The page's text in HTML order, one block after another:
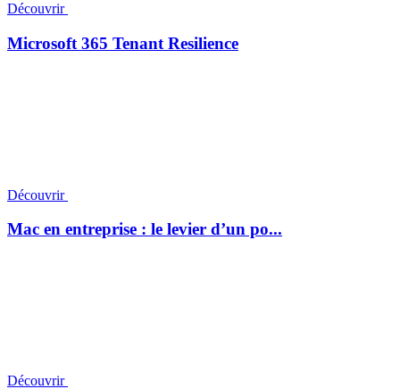
Découvrir
Microsoft 365 Tenant Resilience
Découvrir
Mac en entreprise : le levier d’un po...
Découvrir